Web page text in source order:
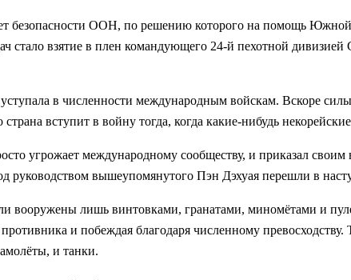
безопасности ООН, по решению которого на помощь
стало взятие в плен командующего 24-й пехотной
в численности международным войскам. Вскоре
страна вступит в войну тогда, когда какие-нибудь
угрожает международному сообществу, и приказал
руководством вышеупомянутого Пэн Дэхуая перешли в
вооружены лишь винтовками, гранатами, миномётами и
и побеждая благодаря численному
и танки.